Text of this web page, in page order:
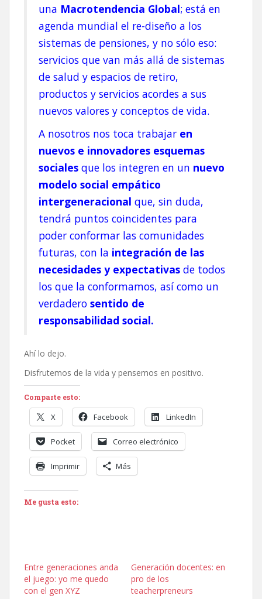
una Macrotendencia Global; está en
agenda mundial el re-diseño a los
sistemas de pensiones, y no sólo eso:
servicios que van más allá de sistemas
de salud y espacios de retiro,
productos y servicios acordes a sus
nuevos valores y conceptos de vida.
A nosotros nos toca trabajar en
nuevos e innovadores esquemas
sociales que los integren en un nuevo
modelo social empático
intergeneracional que, sin duda,
tendrá puntos coincidentes para
poder conformar las comunidades
futuras, con la integración de las
necesidades y expectativas de todos
los que la conformamos, así como un
verdadero sentido de
responsabilidad social.
Ahí lo dejo.
Disfrutemos de la vida y pensemos en positivo.
Comparte esto:
X Facebook LinkedIn
Pocket Correo electrónico
Imprimir Más
Me gusta esto:
Entre generaciones anda
el juego: yo me quedo
con el gen XYZ
Generación docentes: en
pro de los
teacherpreneurs